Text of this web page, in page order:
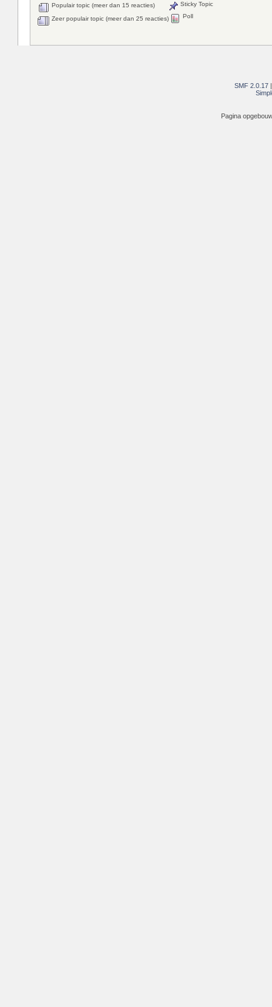
Populair topic (meer dan 15 reacties)
Zeer populair topic (meer dan 25 reacties)
Sticky Topic
Poll
SMF 2.0.17
Pagina